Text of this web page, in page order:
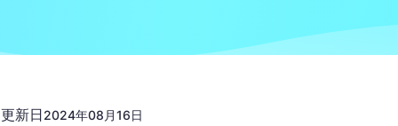
更新日2024年08月16日